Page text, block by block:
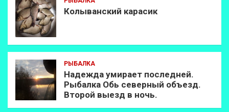
Колыванский карасик
РЫБАЛКА
Надежда умирает последней.
Рыбалка Обь северный объезд.
Второй выезд в ночь.